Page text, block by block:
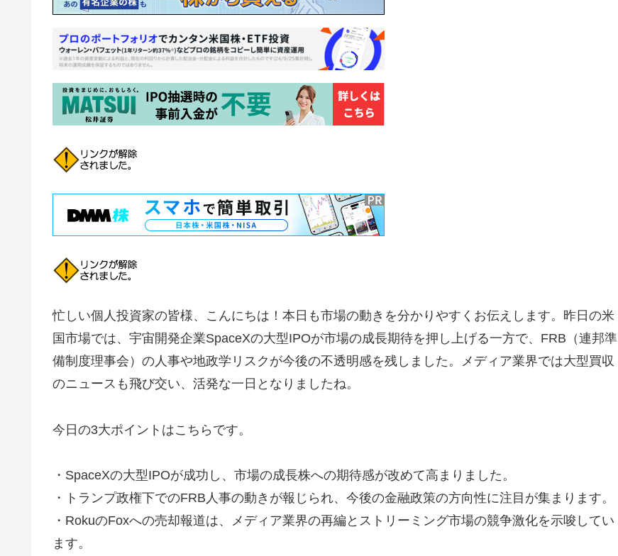
忙しい個人投資家の皆様、こんにちは！本日も市場の動きを分かりやすくお伝えします。昨日の米
国市場では、宇宙開発企業SpaceXの大型IPOが市場の成長期待を押し上げる一方で、FRB（連邦準
備制度理事会）の人事や地政学リスクが今後の不透明感を残しました。メディア業界では大型買収
のニュースも飛び交い、活発な一日となりましたね。
今日の3大ポイントはこちらです。
・SpaceXの大型IPOが成功し、市場の成長株への期待感が改めて高まりました。
・トランプ政権下でのFRB人事の動きが報じられ、今後の金融政策の方向性に注目が集まります。
・RokuのFoxへの売却報道は、メディア業界の再編とストリーミング市場の競争激化を示唆してい
ます。